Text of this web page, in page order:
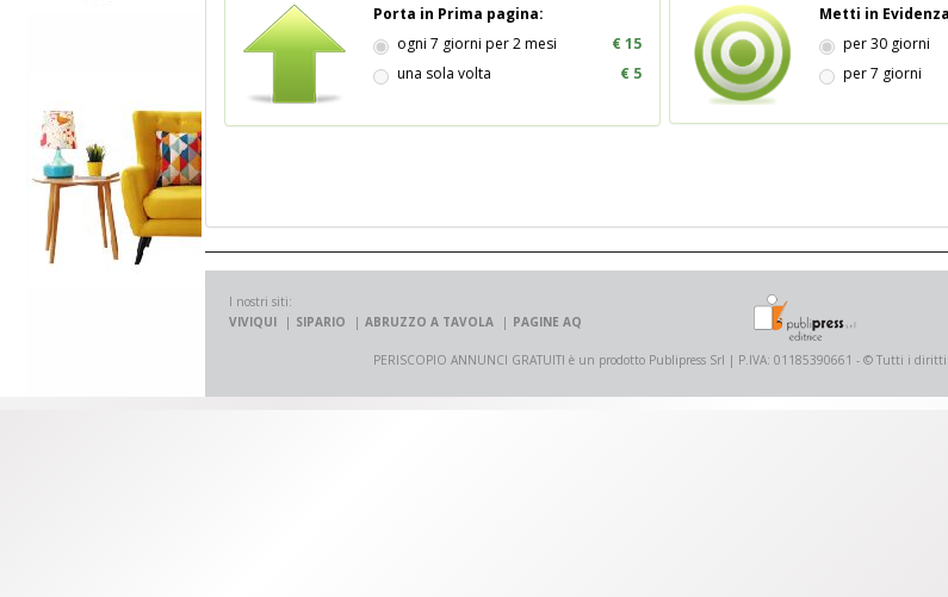
Porta in Prima pagina:
ogni 7 giorni per 2 mesi
€ 15
una sola volta
€ 5
Metti in
per 30 giorni
per 7 giorni
I nostri siti:
VIVIQUI
SIPARIO ABRUZZO A TAVOLA PAGINE AQ
PERISCOPIO ANNUNCI GRATUITI è un prodotto Publipress Srl | P.IVA: 01185390661 - © Tutti i